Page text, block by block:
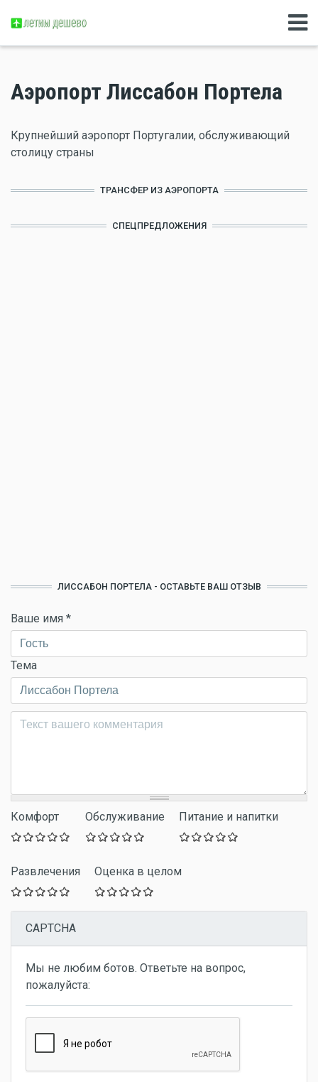
Аэропорт Лиссабон Портела
Крупнейший аэропорт Португалии, обслуживающий
столицу страны
ТРАНСФЕР ИЗ АЭРОПОРТА
СПЕЦПРЕДЛОЖЕНИЯ
ЛИССАБОН ПОРТЕЛА - ОСТАВЬТЕ ВАШ ОТЗЫВ
Ваше имя *
Тема
Комментарий*
Комфорт Обслуживание Питание и напитки
Развлечения Оценка в целом
CAPTCHA
Мы не любим ботов. Ответьте на вопрос,
пожалуйста: